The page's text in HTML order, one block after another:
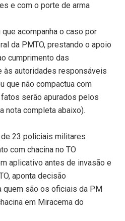
e com o porte de arma
acompanha o caso por
da PMTO, prestando o apoio
cumprimento das
às autoridades responsáveis
que não compactua com
serão apurados pelos
nota completa abaixo).
23 policiais militares
com chacina no TO
aplicativo antes de invasão e
aponta decisão
quem são os oficiais da PM
em Miracema do